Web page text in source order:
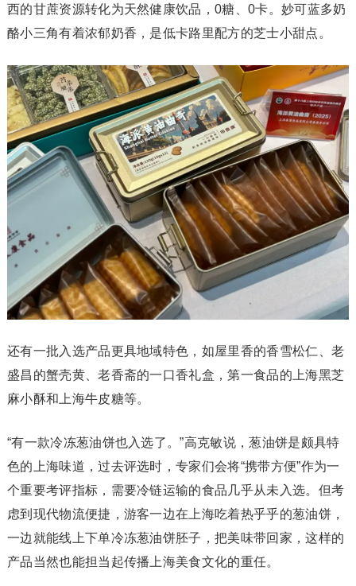
西的甘蔗资源转化为天然健康饮品，0糖、0卡。妙可蓝多奶
酪小三角有着浓郁奶香，是低卡路里配方的芝士小甜点。
还有一批入选产品更具地域特色，如屋里香的香雪松仁、老
盛昌的蟹壳黄、老香斋的一口香礼盒，第一食品的上海黑芝
麻小酥和上海牛皮糖等。
“有一款冷冻葱油饼也入选了。”高克敏说，葱油饼是颇具特
色的上海味道，过去评选时，专家们会将“携带方便”作为一
个重要考评指标，需要冷链运输的食品几乎从未入选。但考
虑到现代物流便捷，游客一边在上海吃着热乎乎的葱油饼，
一边就能线上下单冷冻葱油饼胚子，把美味带回家，这样的
产品当然也能担当起传播上海美食文化的重任。